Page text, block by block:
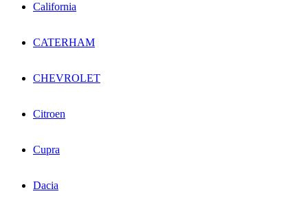
California
CATERHAM
CHEVROLET
Citroen
Cupra
Dacia